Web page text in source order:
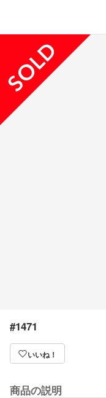
#1471
いいね！
商品の説明